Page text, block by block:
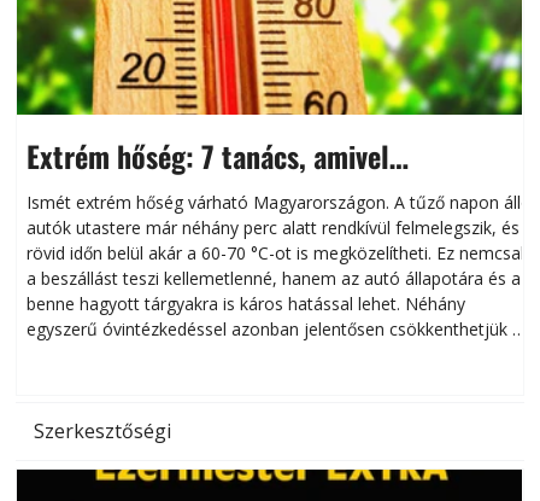
Extrém hőség: 7 tanács, amivel
megóvhatjuk autónkat a nyári károktól
Ismét extrém hőség várható Magyarországon. A tűző napon álló
autók utastere már néhány perc alatt rendkívül felmelegszik, és
rövid időn belül akár a 60-70 °C-ot is megközelítheti. Ez nemcsak
a beszállást teszi kellemetlenné, hanem az autó állapotára és a
benne hagyott tárgyakra is káros hatással lehet. Néhány
egyszerű óvintézkedéssel azonban jelentősen csökkenthetjük a
Szerkesztőségi